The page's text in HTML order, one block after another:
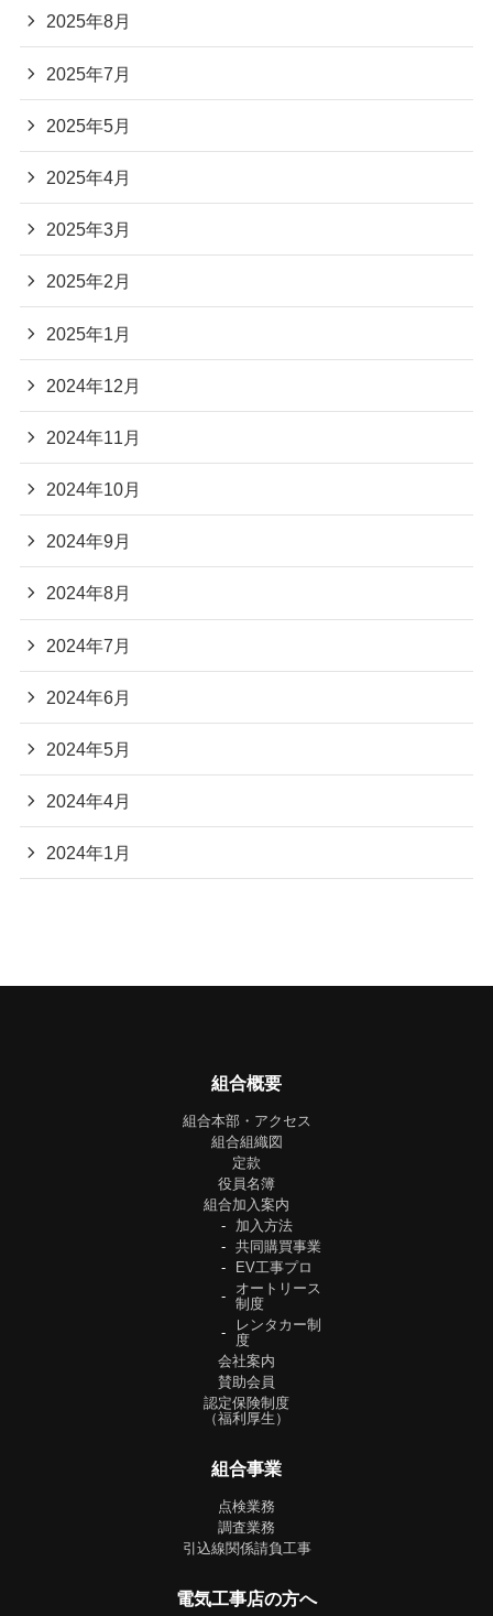
2025年8月
2025年7月
2025年5月
2025年4月
2025年3月
2025年2月
2025年1月
2024年12月
2024年11月
2024年10月
2024年9月
2024年8月
2024年7月
2024年6月
2024年5月
2024年4月
2024年1月
組合概要
組合本部・アクセス
組合組織図
定款
役員名簿
組合加入案内
加入方法
共同購買事業
EV工事プロ
オートリース
制度
レンタカー制
度
会社案内
賛助会員
認定保険制度
（福利厚生）
組合事業
点検業務
調査業務
引込線関係請負工事
電気工事店の方へ